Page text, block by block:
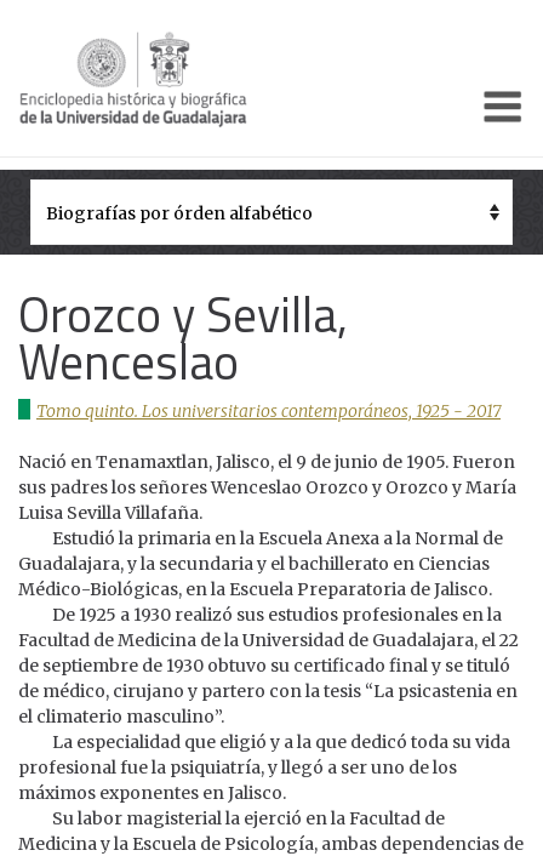
Presentación
Biografías
Documentos institucionales
Orozco y Sevilla,
Wenceslao
Tomo quinto. Los universitarios contemporáneos, 1925 - 2017
Nació en Tenamaxtlan, Jalisco, el 9 de junio de 1905. Fueron
sus padres los señores Wenceslao Orozco y Orozco y María
Luisa Sevilla Villafaña.
Estudió la primaria en la Escuela Anexa a la Normal de
Guadalajara, y la secundaria y el bachillerato en Ciencias
Médico-Biológicas, en la Escuela Preparatoria de Jalisco.
De 1925 a 1930 realizó sus estudios profesionales en la
Facultad de Medicina de la Universidad de Guadalajara, el 22
de septiembre de 1930 obtuvo su certificado final y se tituló
de médico, cirujano y partero con la tesis “La psicastenia en
el climaterio masculino”.
La especialidad que eligió y a la que dedicó toda su vida
profesional fue la psiquiatría, y llegó a ser uno de los
máximos exponentes en Jalisco.
Su labor magisterial la ejerció en la Facultad de
Medicina y la Escuela de Psicología, ambas dependencias de